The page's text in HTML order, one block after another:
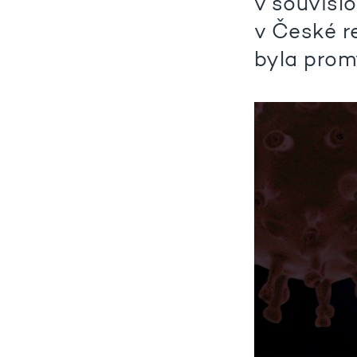
v
v České
byla